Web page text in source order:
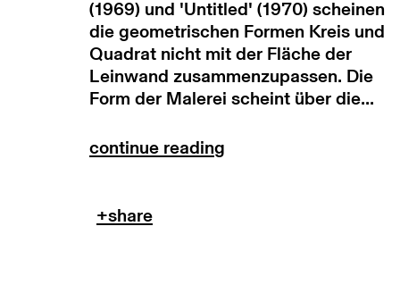
(1969) und 'Untitled' (1970) scheinen
die geometrischen Formen Kreis und
Quadrat nicht mit der Fläche der
Leinwand zusammenzupassen. Die
Form der Malerei scheint über die...